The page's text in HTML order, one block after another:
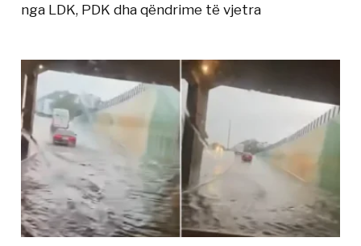
nga LDK, PDK dha qëndrime të vjetra